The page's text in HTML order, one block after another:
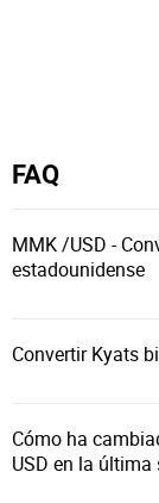
FAQ
MMK /USD -
estadounidense
Convertir Kyats
Cómo ha
USD en la última